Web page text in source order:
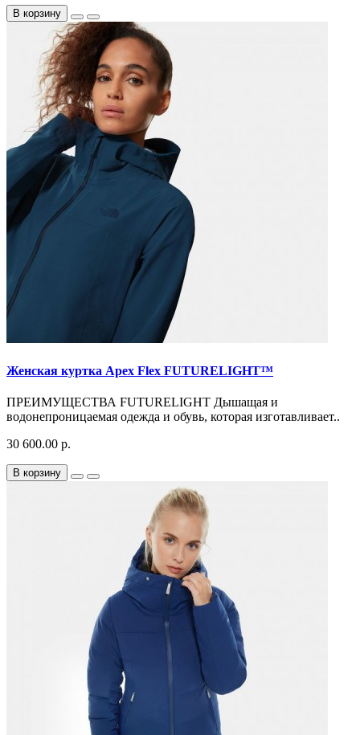
В корзину
Женская куртка Apex Flex FUTURELIGHT™
ПРЕИМУЩЕСТВА FUTURELIGHT Дышащая и
водонепроницаемая одежда и обувь, которая изготавливает..
30 600.00 р.
В корзину